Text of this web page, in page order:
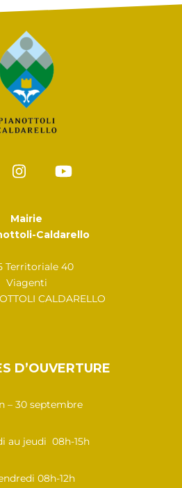
Mairie
Caldarello
Territoriale 40
Viagenti
CALDARELLO
D’OUVERTURE
– 30 septembre
au jeudi 08h-15h
08h-12h